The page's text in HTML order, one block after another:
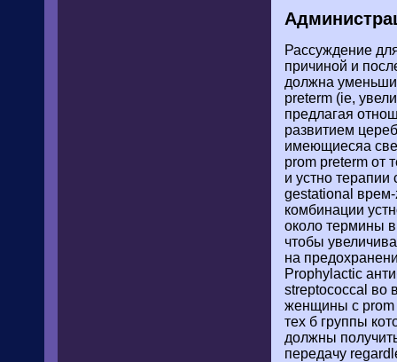
Рассуждение
причиной и
должна
preterm (ie,
предлагая
развитием
имеющиесяа
prom preterm от
и устно
gestational врем-
комбинации
около термины
чтобы
на
Prophylactic
streptococcal во
женщины с prom
тех б группы
должны
передачу